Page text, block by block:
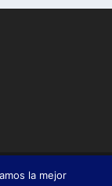
& Mitxel
la mejor